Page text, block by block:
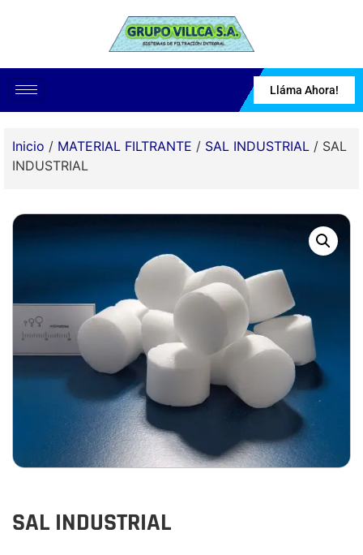
Lláma Ahora!
Inicio / MATERIAL FILTRANTE / SAL INDUSTRIAL / SAL
INDUSTRIAL
SAL INDUSTRIAL